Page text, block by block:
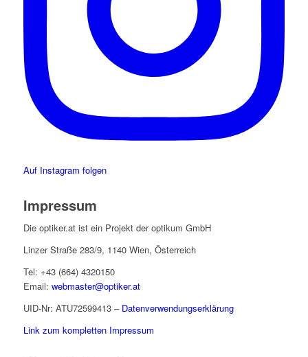
Auf Instagram folgen
Impressum
Die optiker.at ist ein Projekt der optikum GmbH
Linzer Straße 283/9, 1140 Wien, Österreich
Tel: +43 (664) 4320150
Email: webmaster@optiker.at
UID-Nr: ATU72599413 – Datenverwendungserklärung
Link zum kompletten Impressum